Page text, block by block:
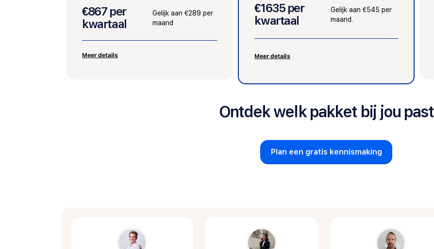
€867 per
kwartaal
Gelijk aan €289 per
maand
Meer details
€1635 per
kwartaal
Gelijk aan €545 per
maand.
Meer details
Ontdek welk pakket bij jou past
Plan een gratis kennismaking